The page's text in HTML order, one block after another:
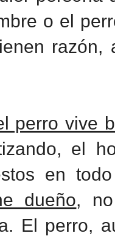
o el
perro vive
el
en
dueño,
El perro,